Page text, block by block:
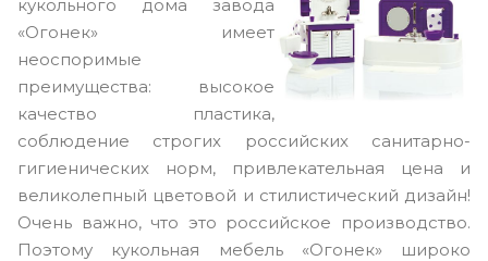
кукольного дома завода
«Огонек» имеет
неоспоримые
преимущества: высокое
качество пластика,
соблюдение строгих российских санитарно-
гигиенических норм, привлекательная цена и
великолепный цветовой и стилистический дизайн!
Очень важно, что это российское производство.
Поэтому кукольная мебель «Огонек» широко